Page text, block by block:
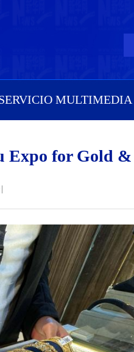
MULTIMEDIA
Expo for Gold